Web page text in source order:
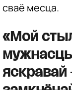
сваё месца.
«Мой
яскравай